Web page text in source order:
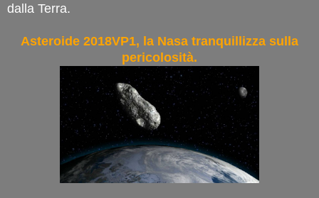
dalla Terra.
Asteroide 2018VP1, la Nasa tranquillizza sulla
pericolosità.